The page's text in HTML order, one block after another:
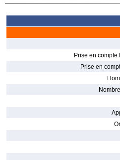
Prise en compte
Prise en